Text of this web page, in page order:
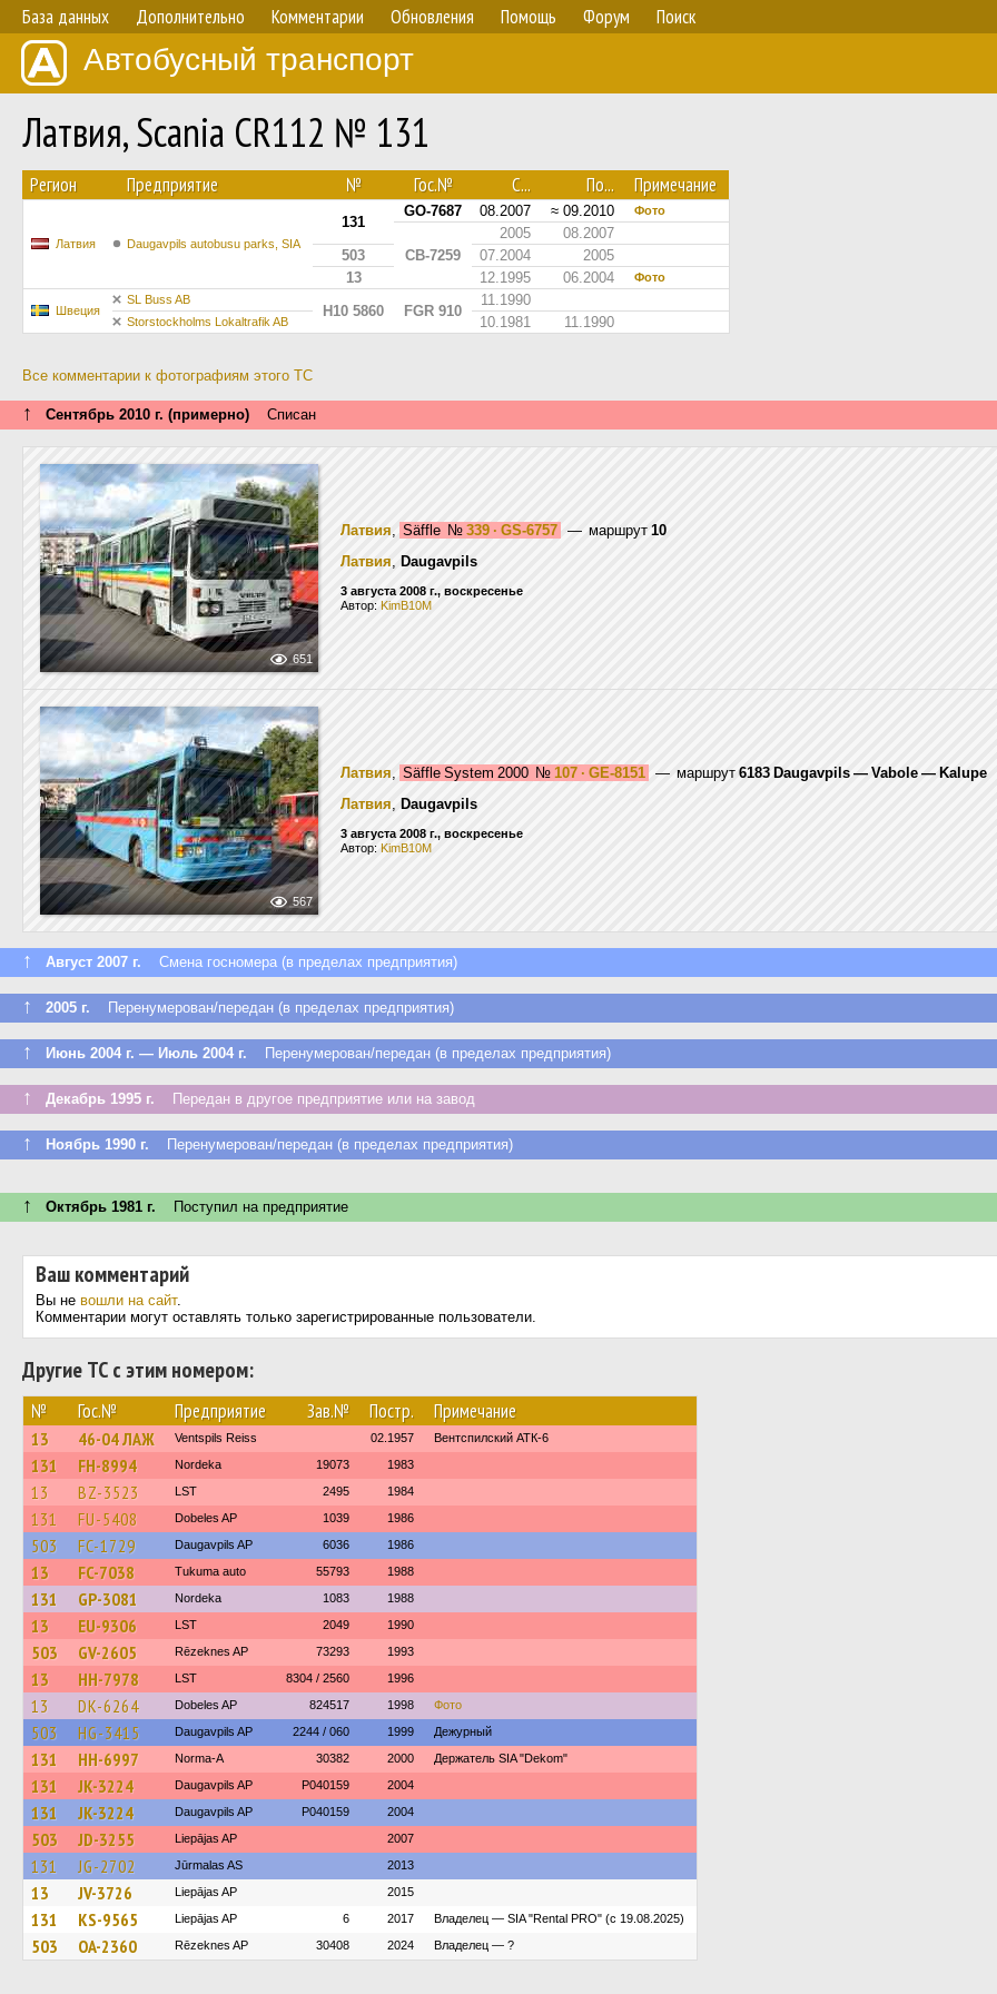
База данных Дополнительно Комментарии Обновления Помощь Форум Поиск
Автобусный транспорт
Латвия, Scania CR112 № 131
Регион Предприятие № Гос.№ С... По... Примечание
Латвия Daugavpils autobusu parks, SIA
131
GO-7687 08.2007 ≈ 09.2010 Фото
CB-7259
2005
08.2007
503
07.2004
2005
13
12.1995 06.2004 Фото
Швеция
SL Buss AB
H10 5860 FGR 910
11.1990
Storstockholms Lokaltrafik AB 10.1981 11.1990
Все комментарии к фотографиям этого ТС
↑ Сентябрь 2010 г. (примерно) Списан
651
Латвия, Säffle № 339 · GS-6757 — маршрут 10
Латвия, Daugavpils
3 августа 2008 г., воскресенье
Автор: KimB10M
567
Латвия, Säffle System 2000 № 107 · GE-8151 — маршрут 6183 Daugavpils — Vabole — Kalupe
Латвия, Daugavpils
3 августа 2008 г., воскресенье
Автор: KimB10M
↑ Август 2007 г. Смена госномера (в пределах предприятия)
↑ 2005 г. Перенумерован/передан (в пределах предприятия)
↑ Июнь 2004 г. — Июль 2004 г. Перенумерован/передан (в пределах предприятия)
↑ Декабрь 1995 г. Передан в другое предприятие или на завод
↑ Ноябрь 1990 г. Перенумерован/передан (в пределах предприятия)
↑ Октябрь 1981 г. Поступил на предприятие
Ваш комментарий
Вы не вошли на сайт.
Комментарии могут оставлять только зарегистрированные пользователи.
Другие ТС с этим номером:
№ Гос.№ Предприятие Зав.№ Постр. Примечание
13 46-04 ЛАЖ Ventspils Reiss 02.1957 Вентспилский АТК-6
131 FH-8994 Nordeka 19073 1983
13 BZ-3523 LST 2495 1984
131 FU-5408 Dobeles AP 1039 1986
503 FC-1729 Daugavpils AP 6036 1986
13 FC-7038 Tukuma auto 55793 1988
131 GP-3081 Nordeka 1083 1988
13 EU-9306 LST 2049 1990
503 GV-2605 Rēzeknes AP 73293 1993
13 HH-7978 LST 8304 / 2560 1996
13 DK-6264 Dobeles AP 824517 1998 Фото
503 HG-3415 Daugavpils AP 2244 / 060 1999 Дежурный
131 HH-6997 Norma-A 30382 2000 Держатель SIA "Dekom"
131 JK-3224 Daugavpils AP P040159 2004
131 JK-3224 Daugavpils AP P040159 2004
503 JD-3255 Liepājas AP 2007
131 JG-2702 Jūrmalas AS 2013
13 JV-3726 Liepājas AP 2015
131 KS-9565 Liepājas AP 6 2017 Владелец — SIA "Rental PRO" (с 19.08.2025)
503 OA-2360 Rēzeknes AP 30408 2024 Владелец — ?